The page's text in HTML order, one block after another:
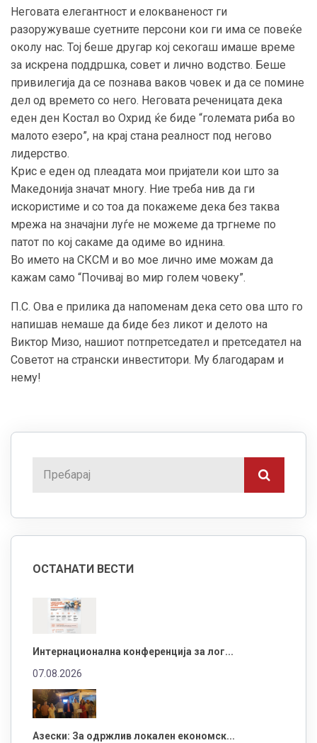
Неговата елегантност и елокваненост ги
разоружуваше суетните персони кои ги има се повеќе
околу нас. Тој беше другар кој секогаш имаше време
за искрена поддршка, совет и лично водство. Беше
привилегија да се познава ваков човек и да се помине
дел од времето со него. Неговата реченицата дека
еден ден Костал во Охрид ќе биде “големата риба во
малото езеро”, на крај стана реалност под негово
лидерство.
Крис е еден од плеадата мои пријатели кои што за
Македонија значат многу. Ние треба нив да ги
искористиме и со тоа да покажеме дека без таква
мрежа на значајни луѓе не можеме да тргнеме по
патот по кој сакаме да одиме во иднина.
Во името на СКСМ и во мое лично име можам да
кажам само “Почивај во мир голем човеку”.
П.С. Ова е прилика да напоменам дека сето ова што го
напишав немаше да биде без ликот и делото на
Виктор Мизо, нашиот потпретседател и претседател на
Советот на странски инвеститори. Му благодарам и
нему!
ОСТАНАТИ ВЕСТИ
Интернационална конференција за лог...
07.08.2026
Азески: За одржлив локален економск...